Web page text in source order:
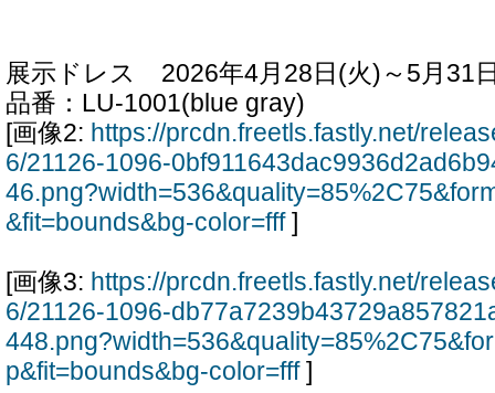
展示ドレス 2026年4月28日(火)～5月31
品番：LU-1001(blue gray)
[画像2: https://prcdn.freetls.fastly.net/
6/21126-1096-
&fit=bounds&bg-color=fff]
[画像3: https://prcdn.freetls.fastly.net/
6/21126-1096-
p&fit=bounds&bg-color=fff]